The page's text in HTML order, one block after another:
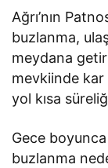
Ağrı’nın
buzlanma,
meydana
mevkiinde kar
yol kısa
Gece
buzlanma